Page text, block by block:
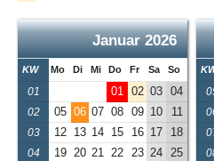
Januar 2026
KW Mo Di Mi Do Fr Sa So
01 01 02 03 04
02 05 06 07 08 09 10 11
03 12 13 14 15 16 17 18
04 19 20 21 22 23 24 25